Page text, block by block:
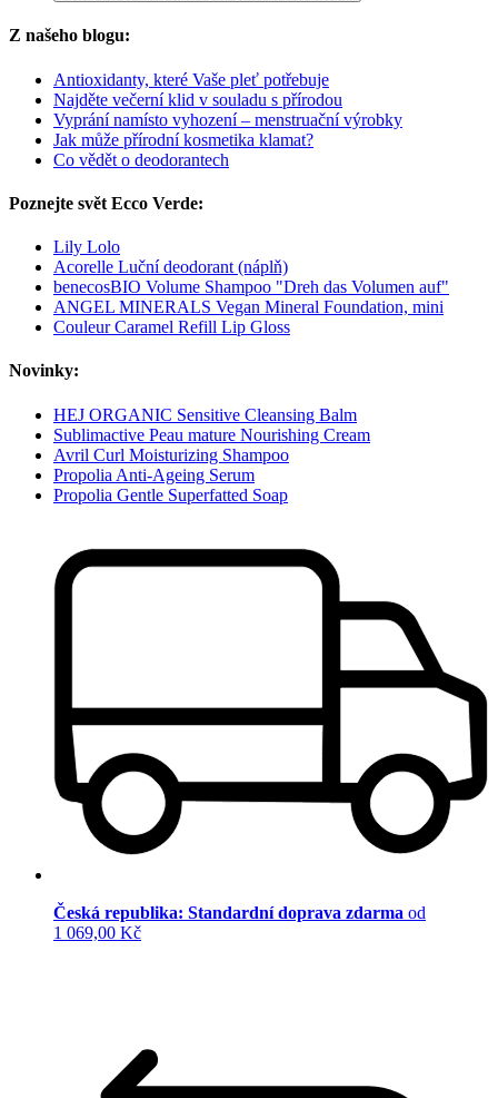
Z našeho blogu:
Antioxidanty, které Vaše pleť potřebuje
Najděte večerní klid v souladu s přírodou
Vyprání namísto vyhození – menstruační výrobky
Jak může přírodní kosmetika klamat?
Co vědět o deodorantech
Poznejte svět Ecco Verde:
Lily Lolo
Acorelle Luční deodorant (náplň)
benecosBIO Volume Shampoo "Dreh das Volumen auf"
ANGEL MINERALS Vegan Mineral Foundation, mini
Couleur Caramel Refill Lip Gloss
Novinky:
HEJ ORGANIC Sensitive Cleansing Balm
Sublimactive Peau mature Nourishing Cream
Avril Curl Moisturizing Shampoo
Propolia Anti-Ageing Serum
Propolia Gentle Superfatted Soap
Česká republika: Standardní doprava zdarma od
1 069,00 Kč